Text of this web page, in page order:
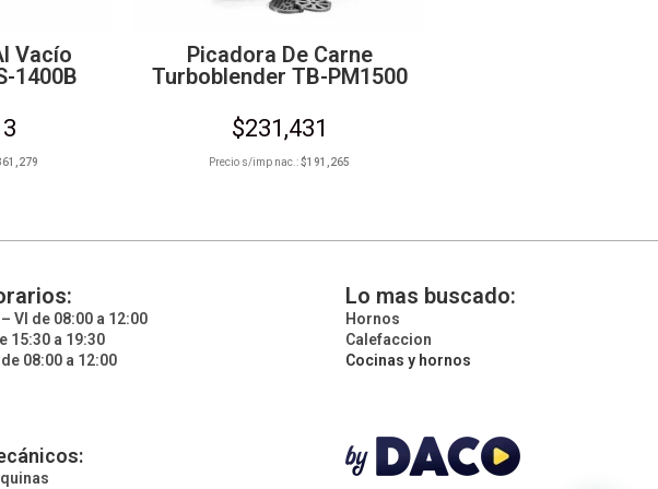
Vacío
1400B
Picadora De Carne
Turboblender TB-PM1500
$231,431
Precio s/imp nac.:$191,265
– VI de 08:00 a 12:00
15:30 a 19:30
08:00 a 12:00
Lo mas buscado:
Hornos
Calefaccion
Cocinas y hornos